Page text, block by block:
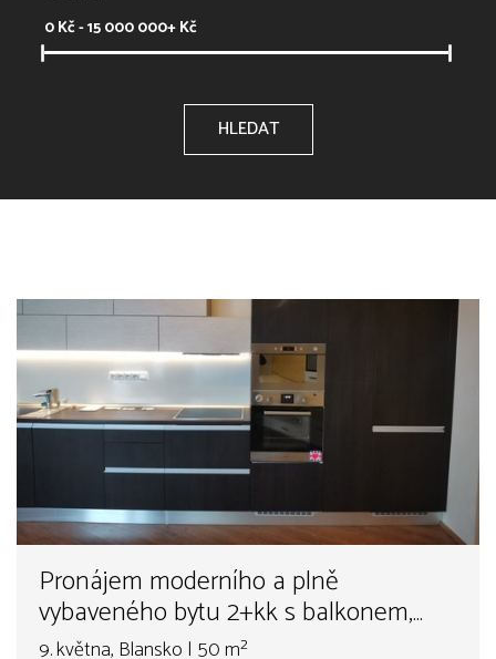
0Kč -15 000 000+Kč
HLEDAT
Pronájem moderního a plně
vybaveného bytu 2+kk s balkonem,
Blansko – ul. 9. května
9. května, Blansko | 50 m²